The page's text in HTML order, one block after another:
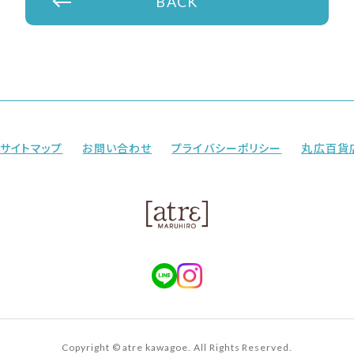
サイトマップ お問い合わせ プライバシーポリシー 丸広百貨
Copyright © atre kawagoe. All Rights Reserved.